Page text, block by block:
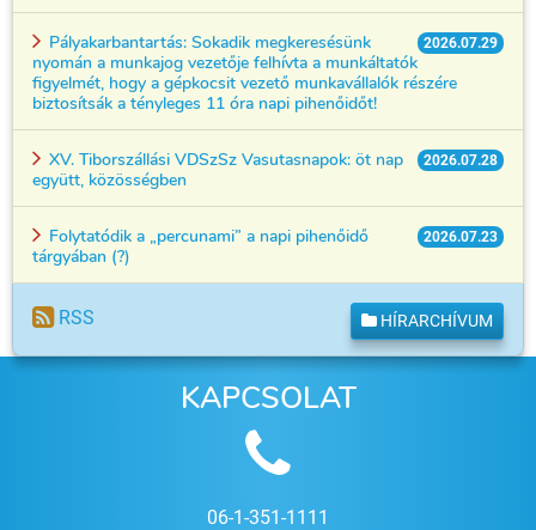
2026.07.29
Pályakarbantartás: Sokadik megkeresésünk
nyomán a munkajog vezetője felhívta a munkáltatók
figyelmét, hogy a gépkocsit vezető munkavállalók részére
biztosítsák a tényleges 11 óra napi pihenőidőt!
2026.07.28
XV. Tiborszállási VDSzSz Vasutasnapok: öt nap
együtt, közösségben
2026.07.23
Folytatódik a „percunami” a napi pihenőidő
tárgyában (?)
RSS HÍRARCHÍVUM
KAPCSOLAT
06-1-351-1111